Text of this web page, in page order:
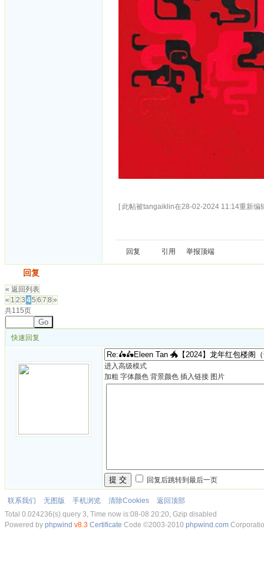
[ 此帖被tangaiklin在28-02-2024 11:14重新编
回复 引用 举报顶端
回复
« 返回列表
« 1 2 3 45 6 7 8 »
共115页
Go
快速回复
进入高级模式
加粗 字体颜色 背景颜色 插入链接 图片
提 交 回复后跳转到最后一页
联系我们 无图版 手机浏览 清除Cookies
返回顶部
Total 0.024236(s) query 3, Time now is:08-08 20:20, Gzip disabled
Powered by phpwind v8.3 Certificate Code ©2003-2010 phpwind.com